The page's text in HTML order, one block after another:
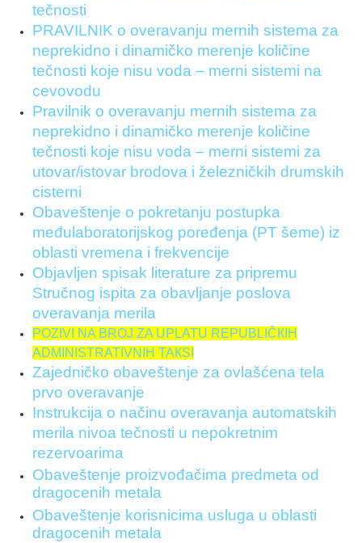
tečnosti
PRAVILNIK o overavanju mernih sistema za
neprekidno i dinamičko merenje količine
tečnosti koje nisu voda – merni sistemi na
cevovodu
Pravilnik o overavanju mernih sistema za
neprekidno i dinamičko merenje količine
tečnosti koje nisu voda – merni sistemi za
utovar/istovar brodova i železničkih drumskih
cisterni
Obaveštenje o pokretanju postupka
međulaboratorijskog poređenja (PT šeme) iz
oblasti vremena i frekvencije
Objavljen spisak literature za pripremu
Stručnog ispita za obavljanje poslova
overavanja merila
POZIVI NA BROJ ZA UPLATU REPUBLIČКIH
ADMINISTRATIVNIH TAКSI
Zajedničko obaveštenje za ovlašćena tela
prvo overavanje
Instrukcija o načinu overavanja automatskih
merila nivoa tečnosti u nepokretnim
rezervoarima
Obaveštenje proizvođačima predmeta od
dragocenih metala
Obaveštenje korisnicima usluga u oblasti
dragocenih metala